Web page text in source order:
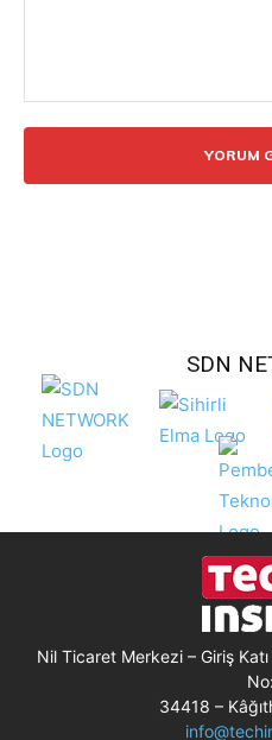
SDN
Nil Ticaret Merkezi – Giriş
34418 –